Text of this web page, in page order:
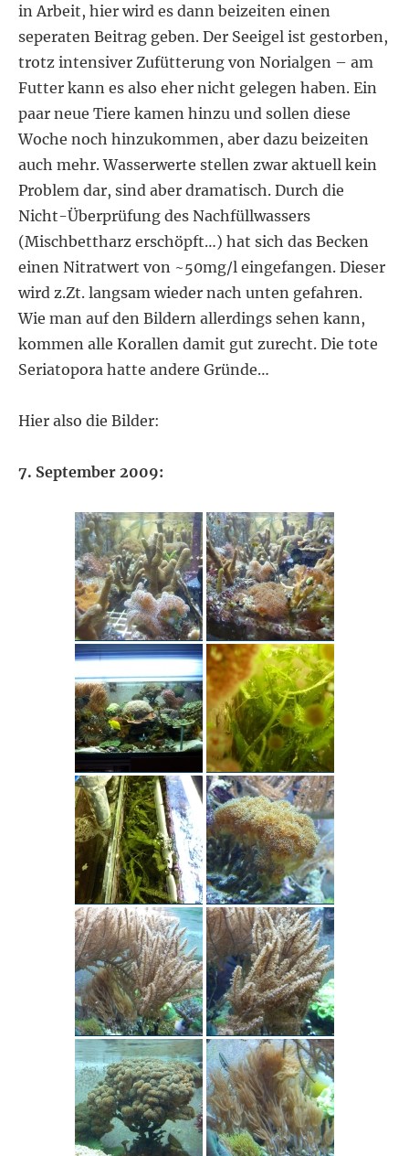
in Arbeit, hier wird es dann beizeiten einen
seperaten Beitrag geben. Der Seeigel ist gestorben,
trotz intensiver Zufütterung von Norialgen – am
Futter kann es also eher nicht gelegen haben. Ein
paar neue Tiere kamen hinzu und sollen diese
Woche noch hinzukommen, aber dazu beizeiten
auch mehr. Wasserwerte stellen zwar aktuell kein
Problem dar, sind aber dramatisch. Durch die
Nicht-Überprüfung des Nachfüllwassers
(Mischbettharz erschöpft…) hat sich das Becken
einen Nitratwert von ~50mg/l eingefangen. Dieser
wird z.Zt. langsam wieder nach unten gefahren.
Wie man auf den Bildern allerdings sehen kann,
kommen alle Korallen damit gut zurecht. Die tote
Seriatopora hatte andere Gründe…
Hier also die Bilder:
7. September 2009: